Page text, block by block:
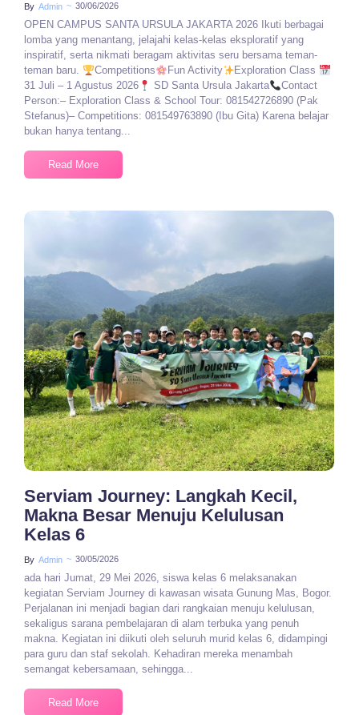
By Admin ~ 30/06/2026
OPEN CAMPUS SANTA URSULA JAKARTA 2026 Ikuti berbagai
lomba yang menantang, jelajahi kelas-kelas eksploratif yang
inspiratif, serta nikmati beragam aktivitas seru bersama teman-
teman baru.
Competitions Fun Activity
Exploration Class
31 Juli – 1 Agustus 2026
SD Santa Ursula Jakarta
Contact
Person:– Exploration Class & School Tour: 081542726890 (Pak
Stefanus)– Competitions: 081549763890 (Ibu Gita) Karena belajar
bukan hanya tentang...
Read More
No Comments
Serviam Journey: Langkah Kecil,
Makna Besar Menuju Kelulusan
Kelas 6
By Admin ~ 30/05/2026
ada hari Jumat, 29 Mei 2026, siswa kelas 6 melaksanakan
kegiatan Serviam Journey di kawasan wisata Gunung Mas, Bogor.
Perjalanan ini menjadi bagian dari rangkaian menuju kelulusan,
sekaligus sarana pembelajaran di alam terbuka yang penuh
makna. Kegiatan ini diikuti oleh seluruh murid kelas 6, didampingi
para guru dan staf sekolah. Kehadiran mereka menambah
semangat kebersamaan, sehingga...
Read More